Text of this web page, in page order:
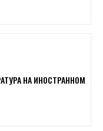
НА ИНОСТРАННОМ